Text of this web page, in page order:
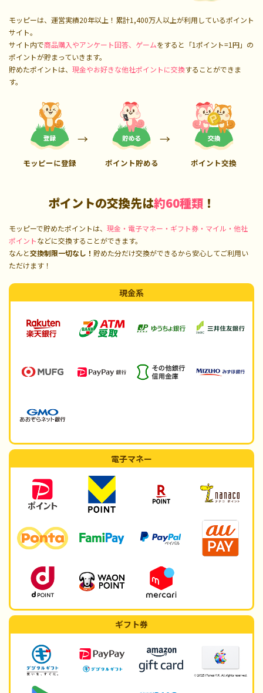
モッピーは、運営実績20年以上！累計1,400万人以上が利用しているポイント
サイト。
サイト内で商品購入やアンケート回答、ゲームをすると「1ポイント=1円」の
ポイントが貯まっていきます。
貯めたポイントは、 現金やお好きな他社ポイントに交換することができま
す。
モッピーに登録 ポイント貯める ポイント交換
ポイントの交換先は約60種類 ！
モッピーで貯めたポイントは、 現金・電子マネー・ギフト券・マイル・他社
ポイントなどに交換することができます。
なんと交換制限一切なし！ 貯めた分だけ交換ができるから安心してご利用い
ただけます！
現金系
電子マネー
ギフト券